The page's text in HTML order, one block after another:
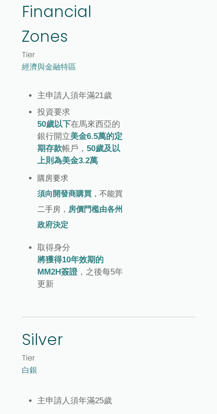
Financial
Zones
Tier
經濟與金融特區
主申請人須年滿21歲
投資要求
50歲以下在馬來西亞的
銀行開立美金6.5萬的定
期存款帳戶， 50歲及以
上則為美金3.2萬
購房要求
須向開發商購買，不能買
二手房， 房價門檻由各州
政府決定
取得身分
將獲得10年效期的
MM2H簽證，之後每5年
更新
Silver
Tier
白銀
主申請人須年滿25歲